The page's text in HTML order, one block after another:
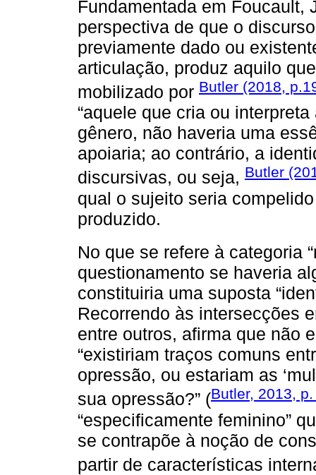
Fundamentada em Foucault,
perspectiva de que o
previamente dado ou
articulação, produz aquilo
mobilizado por Butler (2018,
“aquele que cria ou
gênero, não haveria uma
apoiaria; ao contrário, a
discursivas, ou seja, Butler
qual o sujeito seria
produzido.
No que se refere à categoria
questionamento se haveria
constituiria uma suposta
Recorrendo às intersecções
entre outros, afirma que não
“existiriam traços comuns
opressão, ou estariam as
sua opressão?” (Butler, 2013,
“especificamente feminino”
se contrapõe à noção de
partir de características